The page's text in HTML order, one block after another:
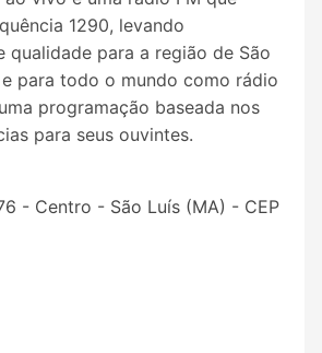
1290, levando
qualidade para a região de São
e para todo o mundo como rádio
programação baseada nos
para seus ouvintes.
- Centro - São Luís (MA) - CEP